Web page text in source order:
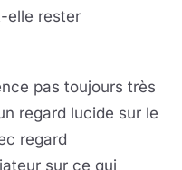
elle rester
pas toujours très
regard lucide sur le
regard
sur ce qui